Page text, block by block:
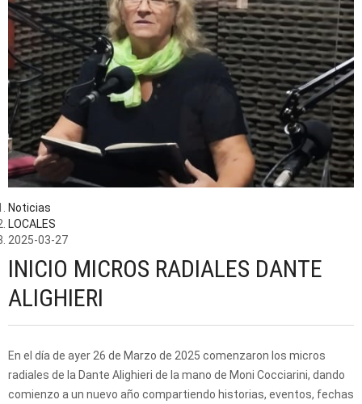
Noticias
LOCALES
2025-03-27
INICIO MICROS RADIALES DANTE
ALIGHIERI
En el día de ayer 26 de Marzo de 2025 comenzaron los micros
radiales de la Dante Alighieri de la mano de Moni Cocciarini, dando
comienzo a un nuevo año compartiendo historias, eventos, fechas